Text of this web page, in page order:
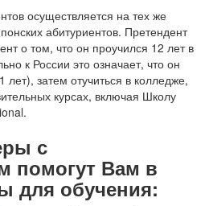
осуществляется на тех же
абитуриентов. Претендент
о том, что он проучился 12 лет в
к России это означает, что он
затем отучиться в колледже,
курсах, включая Школу
с
помогут Вам в
для обучения: